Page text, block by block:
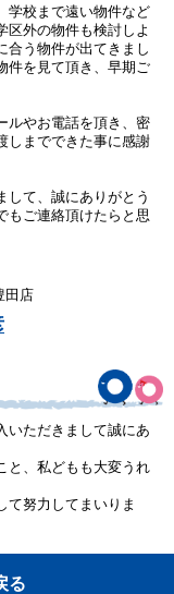
学校まで遠い物件など
区外の物件も検討しよ
合う物件が出てきまし
件を見て頂き、早期ご
ルやお電話を頂き、密
しまでできた事に感謝
して、誠にありがとう
もご連絡頂けたらと思
田店
いただきまして誠にあ
と、私どもも大変うれ
て努力してまいりま
る